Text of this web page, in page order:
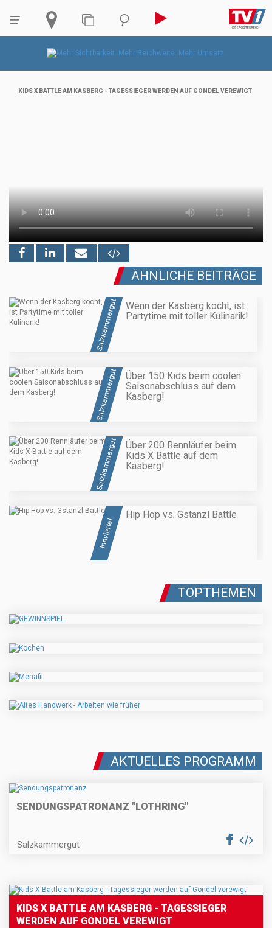
KIDS X BATTLE AM KASBERG - TAGESSIEGER WERDEN AUF GONDEL VEREWIGT
ÄHNLICHE BEITRÄGE
Salzkammergut
Wenn der Kasberg kocht, ist
Partytime mit toller Kulinarik!
Salzkammergut
Über 150 Kids beim coolen
Saisonabschluss auf dem
Kasberg!
Salzkammergut
Über 200 Rennläufer beim
Kids X Battle auf dem
Kasberg!
Innviertel
Hip Hop vs. Gstanzl Battle
TOPTHEMEN
AKTUELLES PROGRAMM
SENDUNGSPATRONANZ "LOTHRING"
Salzkammergut
KIDS X BATTLE AM KASBERG - TAGESSIEGER
WERDEN AUF GONDEL VEREWIGT